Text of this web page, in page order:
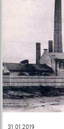
31.01.2019